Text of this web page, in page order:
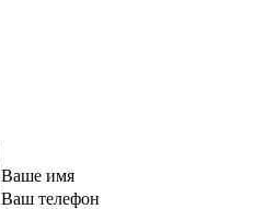
Ваше имя
Ваш телефон